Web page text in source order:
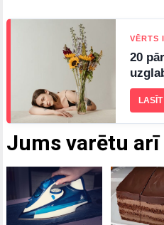
Jums varētu
VĒRTS
20